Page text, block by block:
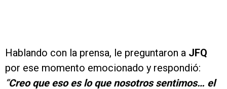
Hablando con la prensa, le preguntaron a JFQ
por ese momento emocionado y respondió:
“Creo que eso es lo que nosotros sentimos… el